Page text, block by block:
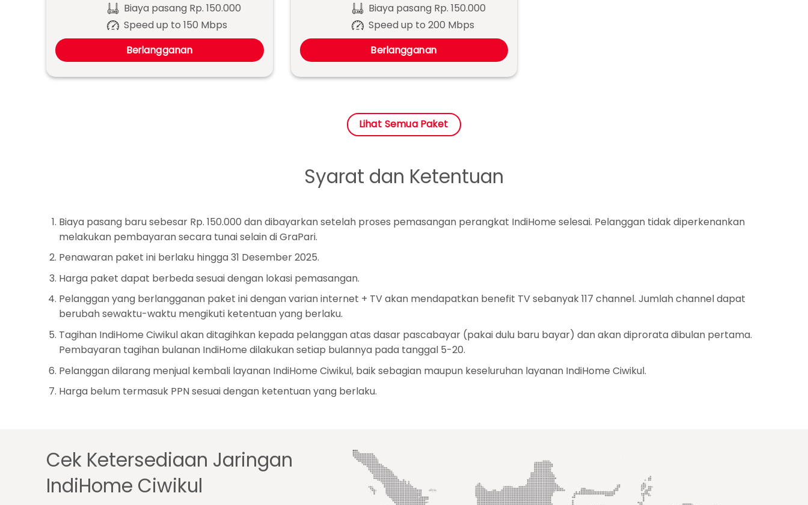
Biaya pasang Rp. 150.000
Speed up to 150 Mbps
Berlangganan
Biaya pasang Rp. 150.000
Speed up to 200 Mbps
Berlangganan
Lihat Semua Paket
Syarat dan Ketentuan
Biaya pasang baru sebesar Rp. 150.000 dan dibayarkan setelah proses pemasangan perangkat IndiHome selesai. Pelanggan tidak diperkenankan
melakukan pembayaran secara tunai selain di GraPari.
Penawaran paket ini berlaku hingga 31 Desember 2025.
Harga paket dapat berbeda sesuai dengan lokasi pemasangan.
Pelanggan yang berlangganan paket ini dengan varian internet + TV akan mendapatkan benefit TV sebanyak 117 channel. Jumlah channel dapat
berubah sewaktu-waktu mengikuti ketentuan yang berlaku.
Tagihan IndiHome Ciwikul akan ditagihkan kepada pelanggan atas dasar pascabayar (pakai dulu baru bayar) dan akan diprorata dibulan pertama.
Pembayaran tagihan bulanan IndiHome dilakukan setiap bulannya pada tanggal 5-20.
Pelanggan dilarang menjual kembali layanan IndiHome Ciwikul, baik sebagian maupun keseluruhan layanan IndiHome Ciwikul.
Harga belum termasuk PPN sesuai dengan ketentuan yang berlaku.
Cek Ketersediaan Jaringan
IndiHome Ciwikul